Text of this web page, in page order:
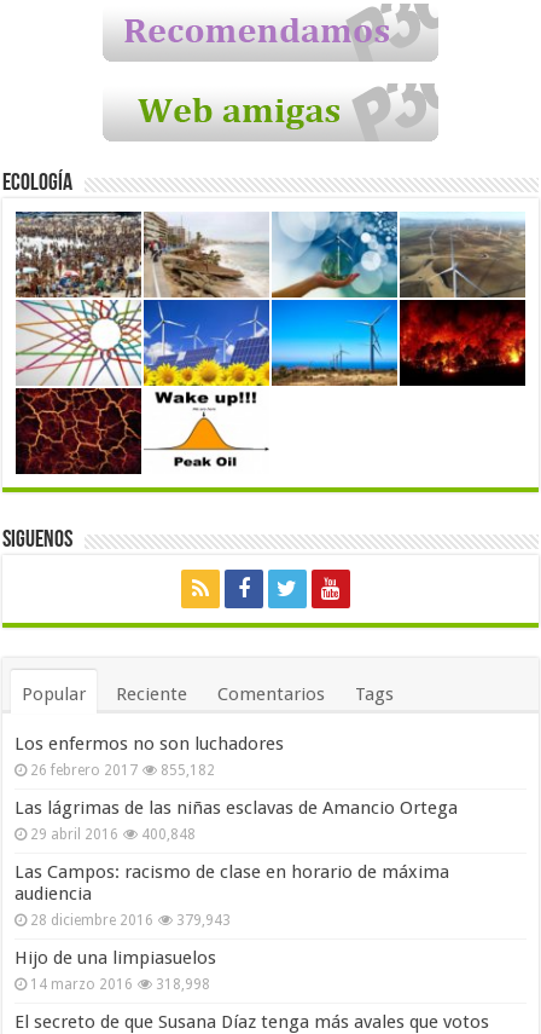
Ecología
Siguenos
Popular Reciente Comentarios Tags
Los enfermos no son luchadores
26 febrero 2017 855,182
Las lágrimas de las niñas esclavas de Amancio Ortega
29 abril 2016 400,848
Las Campos: racismo de clase en horario de máxima
audiencia
28 diciembre 2016 379,943
Hijo de una limpiasuelos
14 marzo 2016 318,998
El secreto de que Susana Díaz tenga más avales que votos